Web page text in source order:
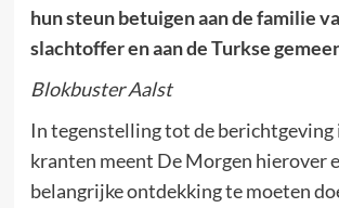
hun steun betuigen aan de familie
slachtoffer en aan de Turkse
Blokbuster Aalst
In tegenstelling tot de berichtgeving
kranten meent De Morgen hierover
belangrijke ontdekking te moeten